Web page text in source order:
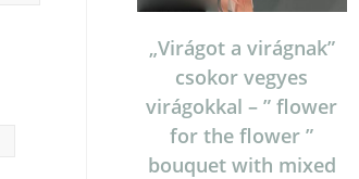
„Virágot a virágnak”
csokor vegyes
virágokkal – ” flower
for the flower ”
bouquet with mixed